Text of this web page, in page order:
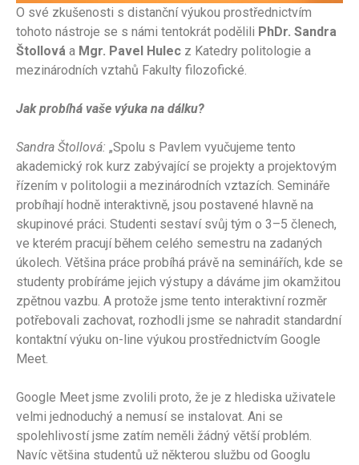
O své zkušenosti s distanční výukou prostřednictvím
tohoto nástroje se s námi tentokrát podělili PhDr. Sandra
Štollová a Mgr. Pavel Hulec z Katedry politologie a
mezinárodních vztahů Fakulty filozofické.
Jak probíhá vaše výuka na dálku?
Sandra Štollová: „Spolu s Pavlem vyučujeme tento
akademický rok kurz zabývající se projekty a projektovým
řízením v politologii a mezinárodních vztazích. Semináře
probíhají hodně interaktivně, jsou postavené hlavně na
skupinové práci. Studenti sestaví svůj tým o 3–5 členech,
ve kterém pracují během celého semestru na zadaných
úkolech. Většina práce probíhá právě na seminářích, kde se
studenty probíráme jejich výstupy a dáváme jim okamžitou
zpětnou vazbu. A protože jsme tento interaktivní rozměr
potřebovali zachovat, rozhodli jsme se nahradit standardní
kontaktní výuku on-line výukou prostřednictvím Google
Meet.
Google Meet jsme zvolili proto, že je z hlediska uživatele
velmi jednoduchý a nemusí se instalovat. Ani se
spolehlivostí jsme zatím neměli žádný větší problém.
Navíc většina studentů už některou službu od Googlu